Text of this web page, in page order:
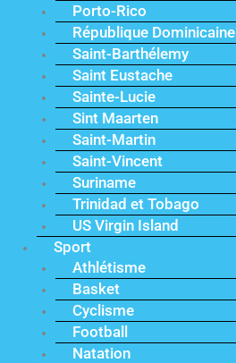
Porto-Rico
République Dominicaine
Saint-Barthélemy
Saint Eustache
Sainte-Lucie
Sint Maarten
Saint-Martin
Saint-Vincent
Suriname
Trinidad et Tobago
US Virgin Island
Sport
Athlétisme
Basket
Cyclisme
Football
Natation